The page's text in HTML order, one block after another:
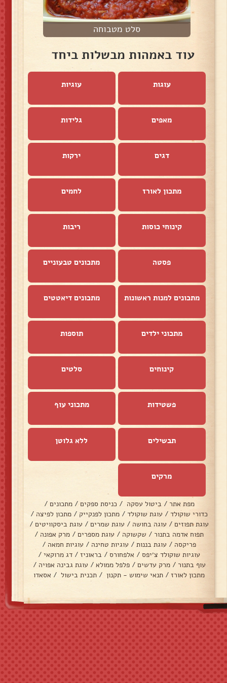
סלט מטבוחה
עוד באמהות מבשלות ביחד
עוגות עוגיות
מאפים גלידות
דגים ירקות
מתכון לאורז לחמים
קינוחי כוסות ריבות
פסטה מתכונים טבעוניים
מתכונים למנות ראשונות מתכונים דיאטטים
מתכוני ילדים תוספות
קינוחים סלטים
פשטידות מתכוני עוף
תבשילים ללא גלוטן
מרקים
מפת אתר / ביטול עסקה / כניסת ספקים / מתכונים /
כדורי שוקולד / עוגת שוקולד / מתכון לפנקייק / מתכון לפיצה /
עוגת תפוזים / עוגה בחושה / עוגת שמרים / עוגת ביסקוויטים /
תפוח אדמה בתנור / שקשוקה / עוגת מספרים / מרק אפונה /
פריקסה / עוגת בננות / עוגיות טחינה / עוגיות חמאה /
עוגיות שוקולד צ׳יפס / אלפחורס / בראוניז / דג מרוקאי /
עוף בתנור / מרק עדשים / פלפל ממולא / עוגת גבינה אפויה /
מתכון לאורז / תנאי שימוש - תקנון / תכנית בישול / אסאדו